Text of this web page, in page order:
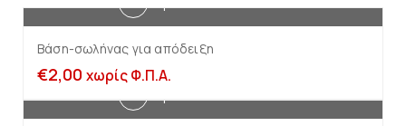
Βάση-σωλήνας για απόδειξη
€2,00 χωρίς Φ.Π.Α.